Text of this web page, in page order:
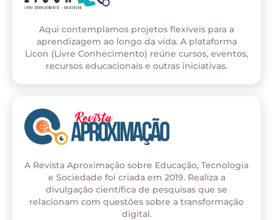
Aqui contemplamos projetos flexíveis para a
aprendizagem ao longo da vida. A plataforma
Licon (Livre Conhecimento) reúne cursos, eventos,
recursos educacionais e outras iniciativas.
A Revista Aproximação sobre Educação, Tecnologia
e Sociedade foi criada em 2019. Realiza a
divulgação científica de pesquisas que se
relacionam com questões sobre a transformação
digital.